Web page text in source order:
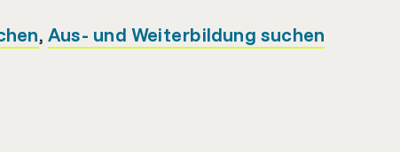
, Aus- und Weiterbildung suchen